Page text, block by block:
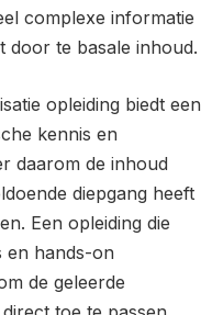
complexe informatie
door te basale inhoud.
opleiding biedt een
kennis en
daarom de inhoud
diepgang heeft
Een opleiding die
en hands-on
de geleerde